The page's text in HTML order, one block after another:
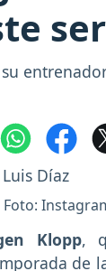
Klopp,
de